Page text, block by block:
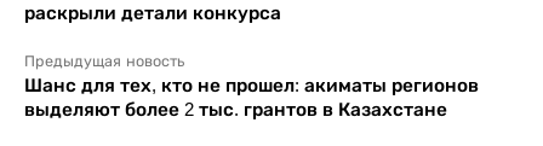
раскрыли детали конкурса
Предыдущая новость
Шанс для тех, кто не прошел: акиматы регионов
выделяют более 2 тыс. грантов в Казахстане